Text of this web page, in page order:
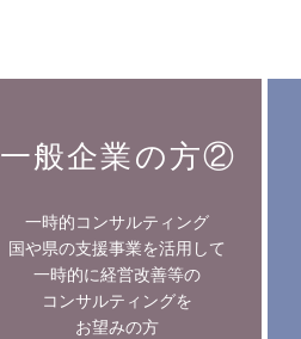
一般企業の方②
一時的コンサルティング
国や県の支援事業を活用して
一時的に経営改善等の
コンサルティングを
​お望みの方